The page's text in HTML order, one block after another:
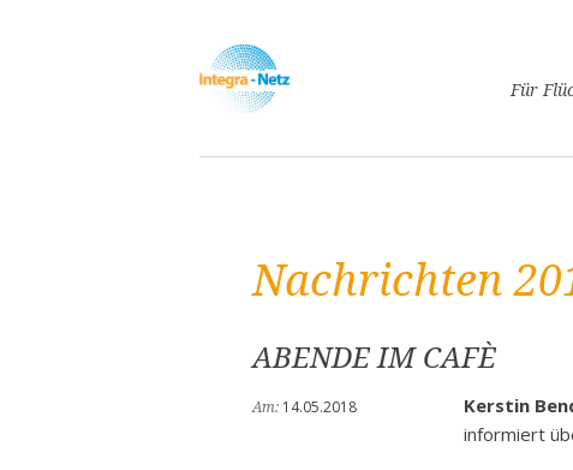
Navigation
Für
Nachrichten
ABENDE IM CAFÈ
Am: 14.05.2018 Kerstin
informiert